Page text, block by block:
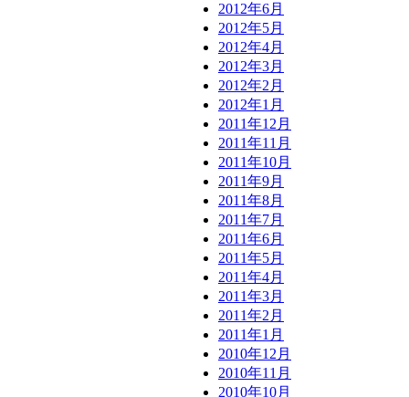
2012年6月
2012年5月
2012年4月
2012年3月
2012年2月
2012年1月
2011年12月
2011年11月
2011年10月
2011年9月
2011年8月
2011年7月
2011年6月
2011年5月
2011年4月
2011年3月
2011年2月
2011年1月
2010年12月
2010年11月
2010年10月